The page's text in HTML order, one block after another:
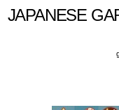
JAPANESE